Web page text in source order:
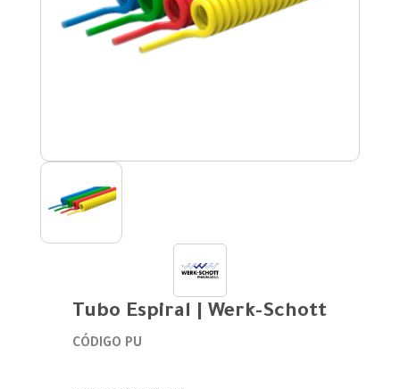
Tubo Espiral | Werk-Schott
CÓDIGO PU